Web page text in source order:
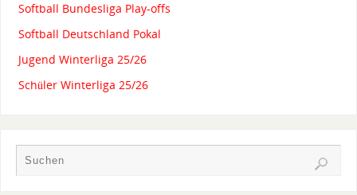
Softball Bundesliga Play-offs
Softball Deutschland Pokal
Jugend Winterliga 25/26
Schüler Winterliga 25/26